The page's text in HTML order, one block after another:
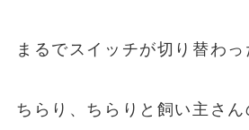
まるでスイッチが切り替わっ
ちらり、ちらりと飼い主さ